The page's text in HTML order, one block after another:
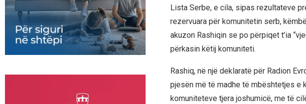
Lista Serbe, e cila, sipas rezultateve
rezervuara për komunitetin serb,
akuzon Rashiqin se po përpiqet t’ia
përkasin këtij komuniteti.
Rashiq, në një deklaratë për Radion
pjesën më të madhe të mbështetjes e
komuniteteve tjera joshumicë, me të